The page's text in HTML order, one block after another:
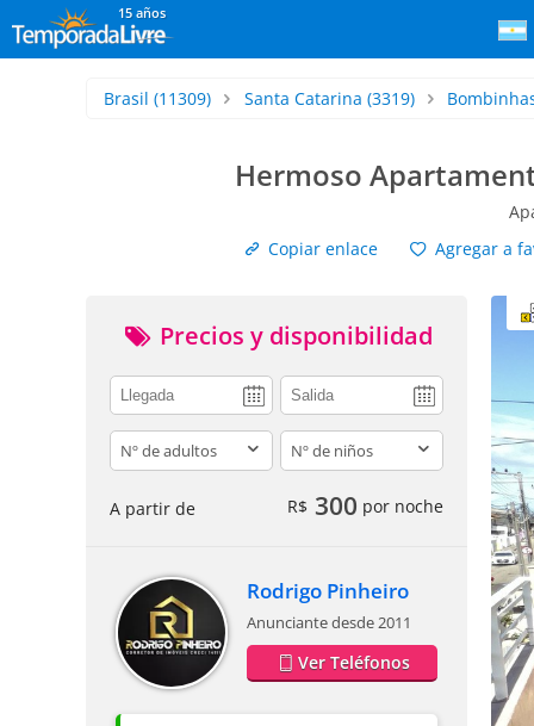
15 años
Brasil (11309) Santa Catarina (3319)
Hermoso
Copiar enlace
Agregar a
Precios y disponibilidad
adults children
A partir de R$ 300 por noche
Rodrigo Pinheiro
Anunciante desde 2011
Ver Teléfonos